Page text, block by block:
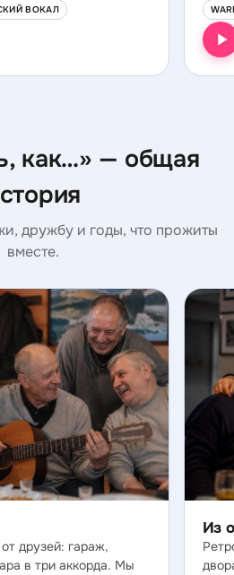
ВОКАЛ
как…» — общая
дружбу и годы, что прожиты
вместе.
друзей: гараж,
в три аккорда. Мы
Из